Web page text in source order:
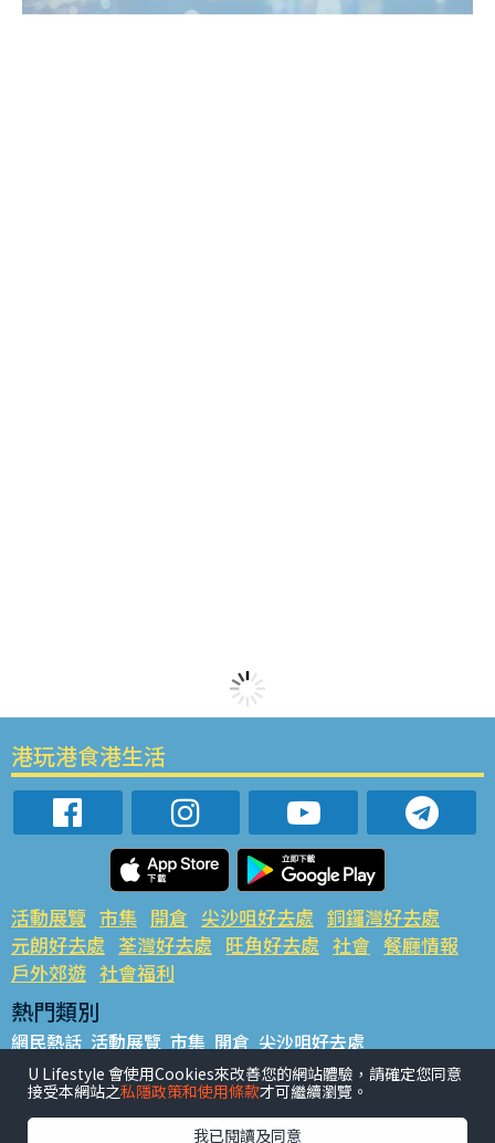
港玩港食港生活
活動展覽 市集 開倉 尖沙咀好去處 銅鑼灣好去處
元朗好去處 荃灣好去處 旺角好去處 社會 餐廳情報
戶外郊遊 社會福利
熱門類別
網民熱話 活動展覽 市集 開倉 尖沙咀好去處
銅鑼灣好去處 元朗好去處 荃灣好去處 旺角好去處 社會
餐廳情報 戶外郊遊
熱門標籤
U Lifestyle 會使用Cookies來改善您的網站體驗，請確定您同意
接受本網站之私隱政策和使用條款才可繼續瀏覽。
我已閱讀及同意